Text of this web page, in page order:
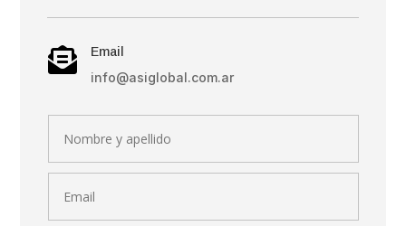
 Email
info@asiglobal.com.ar